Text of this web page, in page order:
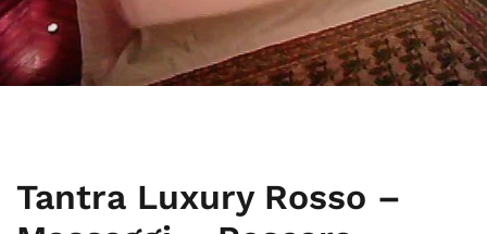
Tantra Luxury Rosso –